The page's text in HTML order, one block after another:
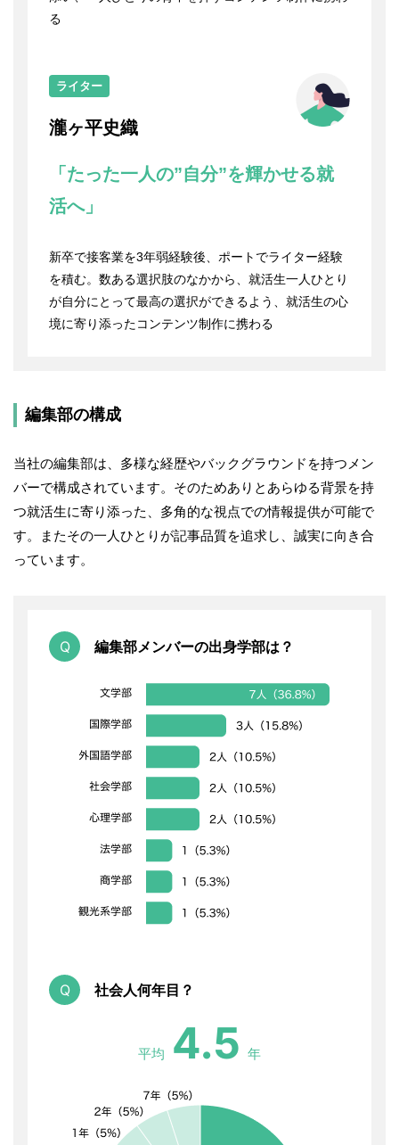
る
ライター
瀧ヶ平史織
「たった一人の”自分”を輝かせる就
活へ」
新卒で接客業を3年弱経験後、ポートでライター経験
を積む。数ある選択肢のなかから、就活生一人ひとり
が自分にとって最高の選択ができるよう、就活生の心
境に寄り添ったコンテンツ制作に携わる
編集部の構成
当社の編集部は、多様な経歴やバックグラウンドを持つメン
バーで構成されています。そのためありとあらゆる背景を持
つ就活生に寄り添った、多角的な視点での情報提供が可能で
す。またその一人ひとりが記事品質を追求し、誠実に向き合
っています。
編集部メンバーの出身学部は？
社会人何年目？
平均 4.5 年